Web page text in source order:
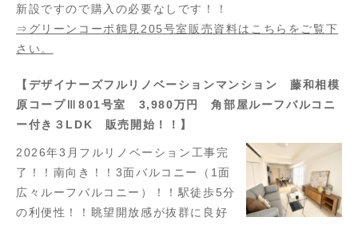
新設ですので購入の必要なしです！！
⇒グリーンコーポ鶴見205号室販売資料はこちらをご覧下
さい。
【デザイナーズフルリノベーションマンション 藤和相模
原コープⅢ801号室 3,980万円 角部屋ルーフバルコニ
ー付き３LDK 販売開始！！】
2026年3月フルリノベーション工事完
了！！南向き！！3面バルコニー（1面
広々ルーフバルコニー）！！駅徒歩5分
の利便性！！眺望開放感が抜群に良好